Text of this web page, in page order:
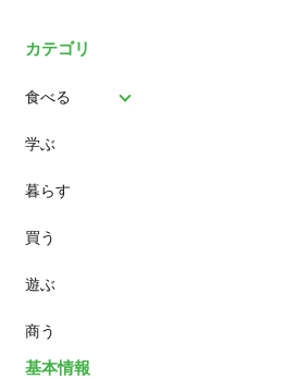
カテゴリ
食べる
パン
スイーツ
ランチ
カフェ
学ぶ
暮らす
買う
遊ぶ
商う
基本情報